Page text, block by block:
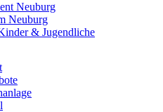
Neuburg
Neuburg
& Jugendliche